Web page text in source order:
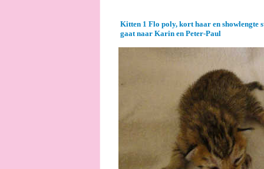
Kitten 1 Flo poly, kort haar en showlengte
gaat naar Karin en Peter-Paul